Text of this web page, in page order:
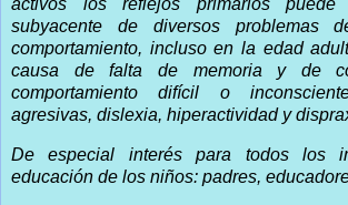
activos los reflejos primarios
subyacente de diversos problemas
comportamiento, incluso en la edad
causa de falta de memoria y de
comportamiento difícil o
agresivas, dislexia, hiperactividad y
De especial interés para todos los
educación de los niños: padres,